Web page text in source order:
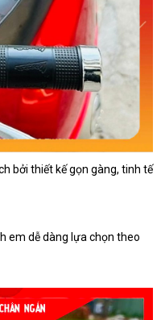
bởi thiết kế gọn gàng, tinh tế
em dễ dàng lựa chọn theo